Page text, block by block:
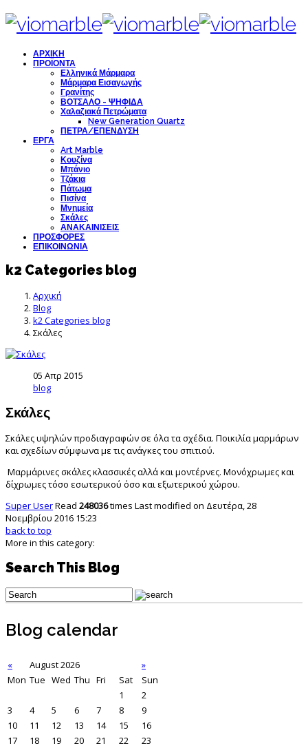
ΑΡΧΙΚΗ
ΠΡΟΪΟΝΤΑ
Ελληνικά Μάρμαρα
Μάρμαρα Εισαγωγής
Γρανίτης
ΒΟΤΣΑΛΟ - ΨΗΦΙΔΑ
Χαλαζιακά Πετρώματα
New Generation Quartz
ΠΕΤΡΑ/ΕΠΕΝΔΥΣΗ
ΕΡΓΑ
Art Marble
Κουζίνα
Μπάνιο
Τζάκια
Πάτωμα
Πισίνα
Μνημεία
Σκάλες
ΑΝΑΚΑΙΝΙΣΕΙΣ
ΠΡΟΣΦΟΡΕΣ
ΕΠΙΚΟΙΝΩΝΙΑ
k2 Categories blog
Αρχική
Blog
k2 Categories blog
Σκάλες
05 Απρ 2015
blog
Σκάλες
Σκάλες υψηλών προδιαγραφών σε όλα τα σχέδια. Ποικιλία μαρμάρων
και σχεδίων σύμφωνα με τις ανάγκες του σπιτιού.
Μαρμάρινες σκάλες κλασσικές αλλά και μοντέρνες. Μονόχρωμες και
δίχρωμες τόσο εσωτερικού όσο και εξωτερικού χώρου.
Super UserRead 248036times Last modified on Δευτέρα, 28
Νοεμβρίου 2016 15:23
back to top
More in this category:
Search This Blog
Blog calendar
« August 2026
»
Mon Tue Wed Thu Fri Sat
Sun
1
2
3
4 5 6 7 8
9
10
11 12 13 14 15
16
17
18 19 20 21 22
23